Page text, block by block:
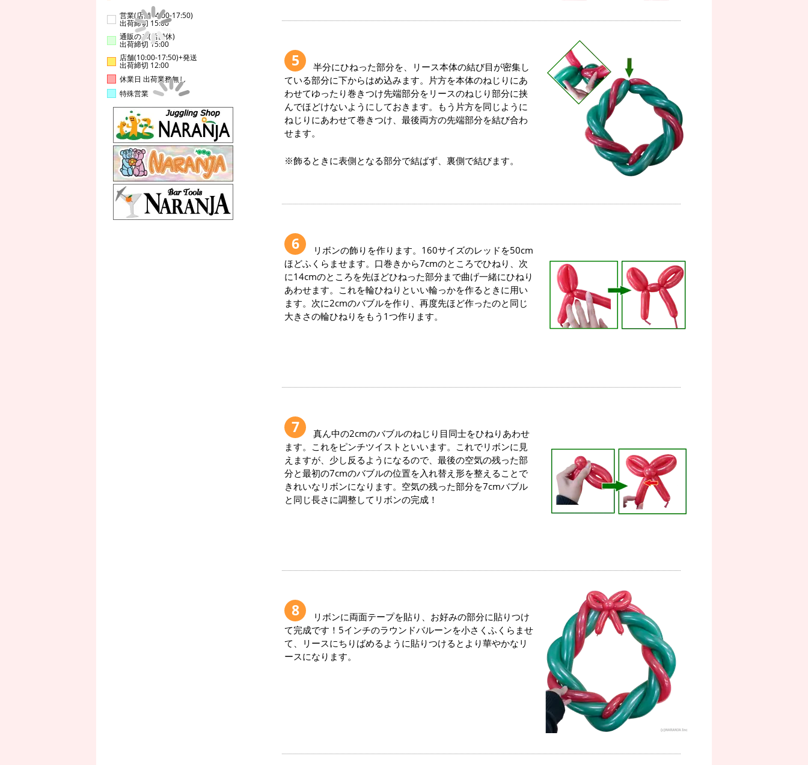
営業(店舗14:00-17:50)
出荷締切 15:00
通販のみ(店舗休)
出荷締切 15:00
店舗(10:00-17:50)+発送
出荷締切 12:00
休業日 出荷業務無し
特殊営業
5
半分にひねった部分を、リース本体の結び目が密集し
ている部分に下からはめ込みます。片方を本体のねじりにあ
わせてゆったり巻きつけ先端部分をリースのねじり部分に挟
んでほどけないようにしておきます。もう片方を同じように
ねじりにあわせて巻きつけ、最後両方の先端部分を結び合わ
せます。
※飾るときに表側となる部分で結ばず、裏側で結びます。
6
リボンの飾りを作ります。160サイズのレッドを50cm
ほどふくらませます。口巻きから7cmのところでひねり、次
に14cmのところを先ほどひねった部分まで曲げ一緒にひねり
あわせます。これを輪ひねりといい輪っかを作るときに用い
ます。次に2cmのバブルを作り、再度先ほど作ったのと同じ
大きさの輪ひねりをもう1つ作ります。
7
真ん中の2cmのバブルのねじり目同士をひねりあわせ
ます。これをピンチツイストといいます。これでリボンに見
えますが、少し反るようになるので、最後の空気の残った部
分と最初の7cmのバブルの位置を入れ替え形を整えることで
きれいなリボンになります。空気の残った部分を7cmバブル
と同じ長さに調整してリボンの完成！
8
リボンに両面テープを貼り、お好みの部分に貼りつけ
て完成です！5インチのラウンドバルーンを小さくふくらませ
て、リースにちりばめるように貼りつけるとより華やかなリ
ースになります。